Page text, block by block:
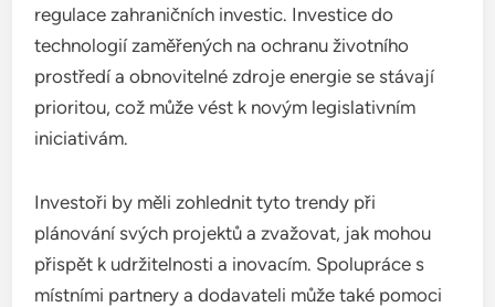
regulace zahraničních investic. Investice do
technologií zaměřených na ochranu životního
prostředí a obnovitelné zdroje energie se stávají
prioritou, což může vést k novým legislativním
iniciativám.
Investoři by měli zohlednit tyto trendy při
plánování svých projektů a zvažovat, jak mohou
přispět k udržitelnosti a inovacím. Spolupráce s
místními partnery a dodavateli může také pomoci